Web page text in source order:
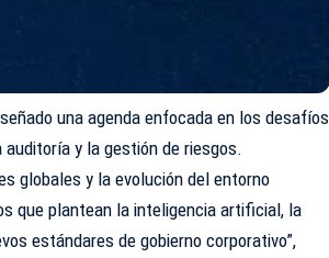
una agenda enfocada en los desafíos
y la gestión de riesgos.
globales y la evolución del entorno
que plantean la inteligencia artificial, la
estándares de gobierno corporativo”,